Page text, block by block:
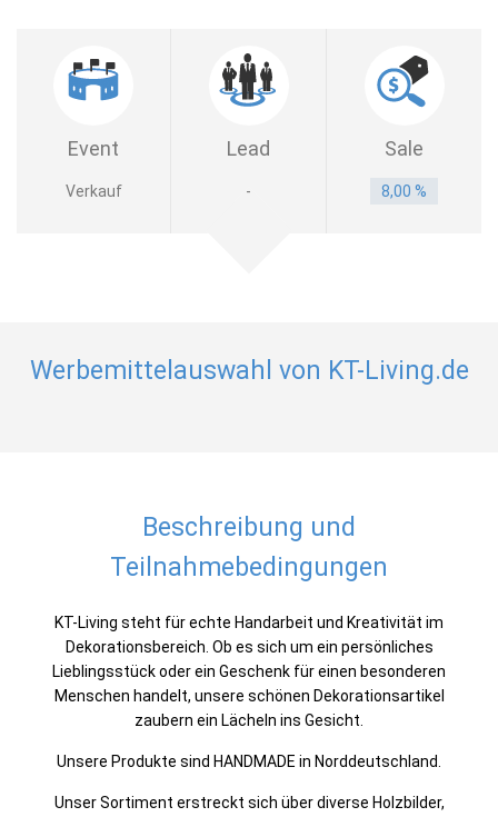
Event Lead Sale
Verkauf - 8,00 %
Werbemittelauswahl von KT-Living.de
Beschreibung und
Teilnahmebedingungen
KT-Living steht für echte Handarbeit und Kreativität im
Dekorationsbereich. Ob es sich um ein persönliches
Lieblingsstück oder ein Geschenk für einen besonderen
Menschen handelt, unsere schönen Dekorationsartikel
zaubern ein Lächeln ins Gesicht.
Unsere Produkte sind HANDMADE in Norddeutschland.
Unser Sortiment erstreckt sich über diverse Holzbilder,